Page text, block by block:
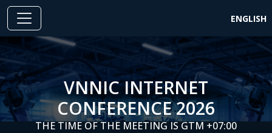
Nhảy đến nội dung
ENGLISH
VNNIC INTERNET
CONFERENCE 2026
THE TIME OF THE MEETING IS GTM +07:00